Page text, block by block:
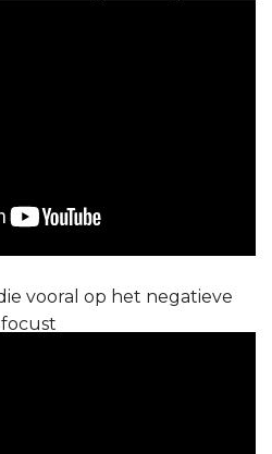
vooral op het negatieve
focust